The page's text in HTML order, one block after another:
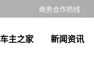
商务合作热线 :
车主之家 新闻资讯